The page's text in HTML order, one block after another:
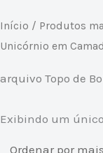
Início / Produtos
Unicórnio em
arquivo Topo de
Exibindo um